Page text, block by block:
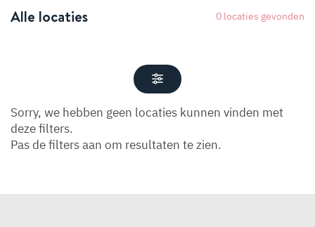
Alle locaties 0 locaties gevonden
Sorry, we hebben geen locaties kunnen vinden met
deze filters.
Pas de filters aan om resultaten te zien.